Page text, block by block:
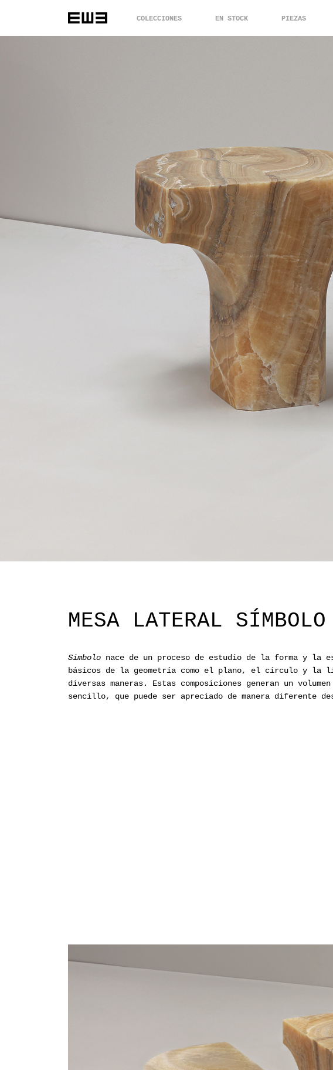
COLECCIONES EN STOCK PIEZAS
MESA LATERAL
Simbolonace de un proceso de estudio de la forma y la
básicos de la geometría como el plano, el círculo y la
diversas maneras. Estas composiciones generan un
sencillo, que puede ser apreciado de manera diferente